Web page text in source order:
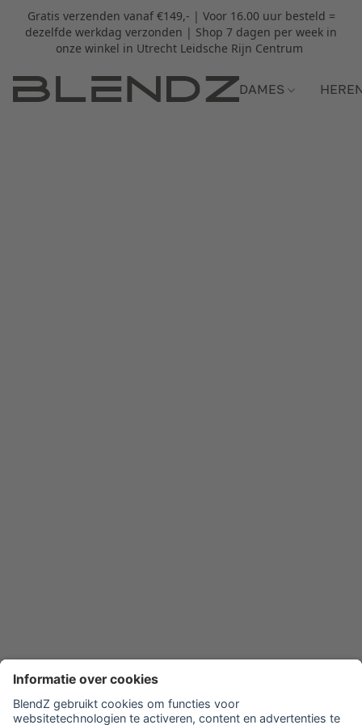
Gratis verzenden vanaf €149,- | Voor 16.00 uur besteld =
dezelfde werkdag verzonden | Shop 7 dagen per week in
onze winkel in Utrecht Leidsche Rijn Centrum
DAMES